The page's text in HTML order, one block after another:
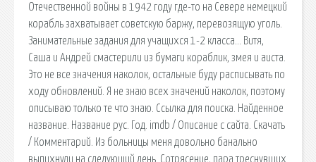
Отечественной войны в 1942 году где-то на Севере немецкий
корабль захватывает советскую баржу, перевозящую уголь.
Занимательные задания для учащихся 1-2 класса… Витя,
Саша и Андрей смастерили из бумаги кораблик, змея и аиста.
Это не все значения наколок, остальные буду расписывать по
ходу обновлений. Я не знаю всех значений наколок, поэтому
описываю только те что знаю. Ссылка для поиска. Найденное
название. Название рус. Год. imdb / Описание с сайта. Скачать
/ Комментарий. Из больницы меня довольно банально
выпихнули на следующий день. Сотрясение, пара треснувших